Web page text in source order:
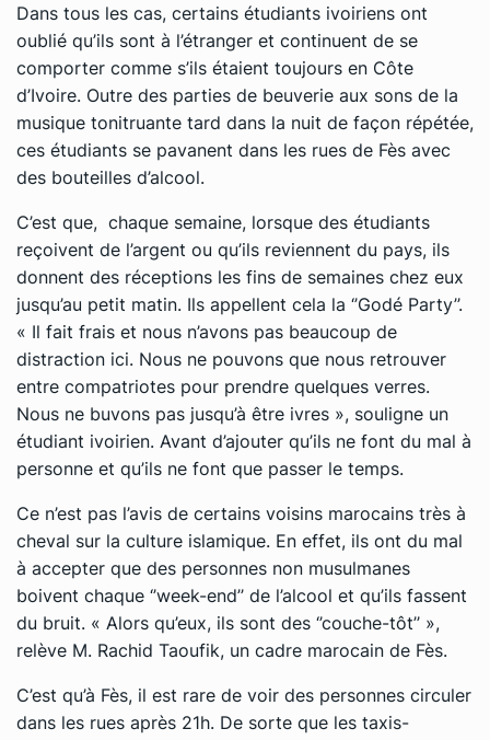
Dans tous les cas, certains étudiants ivoiriens ont
oublié qu’ils sont à l’étranger et continuent de se
comporter comme s’ils étaient toujours en Côte
d’Ivoire. Outre des parties de beuverie aux sons de la
musique tonitruante tard dans la nuit de façon répétée,
ces étudiants se pavanent dans les rues de Fès avec
des bouteilles d’alcool.
C’est que, chaque semaine, lorsque des étudiants
reçoivent de l’argent ou qu’ils reviennent du pays, ils
donnent des réceptions les fins de semaines chez eux
jusqu’au petit matin. Ils appellent cela la ‘’Godé Party’’.
« Il fait frais et nous n’avons pas beaucoup de
distraction ici. Nous ne pouvons que nous retrouver
entre compatriotes pour prendre quelques verres.
Nous ne buvons pas jusqu’à être ivres », souligne un
étudiant ivoirien. Avant d’ajouter qu’ils ne font du mal à
personne et qu’ils ne font que passer le temps.
Ce n’est pas l’avis de certains voisins marocains très à
cheval sur la culture islamique. En effet, ils ont du mal
à accepter que des personnes non musulmanes
boivent chaque ‘’week-end’’ de l’alcool et qu’ils fassent
du bruit. « Alors qu’eux, ils sont des ‘’couche-tôt’’ »,
relève M. Rachid Taoufik, un cadre marocain de Fès.
C’est qu’à Fès, il est rare de voir des personnes circuler
dans les rues après 21h. De sorte que les taxis-